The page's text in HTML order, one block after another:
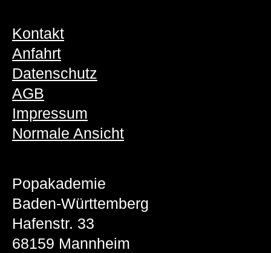
Kontakt
Anfahrt
Datenschutz
AGB
Impressum
Normale Ansicht
Popakademie
Baden-Württemberg
Hafenstr. 33
68159 Mannheim